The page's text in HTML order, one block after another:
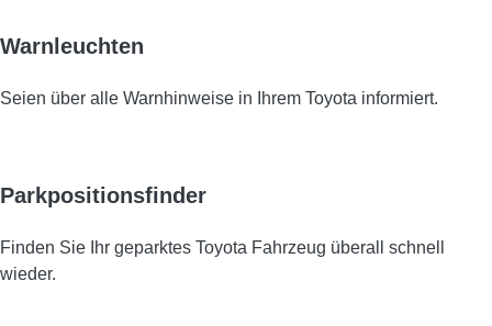
Warnleuchten
Seien über alle Warnhinweise in Ihrem Toyota informiert.
Parkpositionsfinder
Finden Sie Ihr geparktes Toyota Fahrzeug überall schnell
wieder.